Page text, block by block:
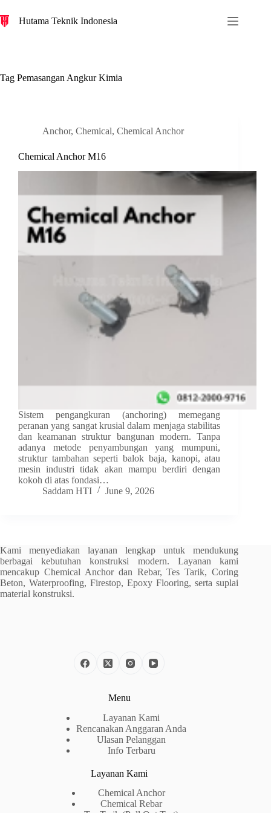
c
Hutama Teknik Indonesia
Tag Pemasangan Angkur Kimia
Anchor, Chemical, Chemical Anchor
Chemical Anchor M16
Sistem pengangkuran (anchoring) memegang
peranan yang sangat krusial dalam menjaga stabilitas
dan keamanan struktur bangunan modern. Tanpa
adanya metode penyambungan yang mumpuni,
struktur tambahan seperti balok baja, kanopi, atau
mesin industri tidak akan mampu berdiri dengan
kokoh di atas fondasi…
Saddam HTI
June 9, 2026
Kami menyediakan layanan lengkap untuk mendukung
berbagai kebutuhan konstruksi modern. Layanan kami
mencakup Chemical Anchor dan Rebar, Tes Tarik, Coring
Beton, Waterproofing, Firestop, Epoxy Flooring, serta suplai
material konstruksi.
Menu
Layanan Kami
Rencanakan Anggaran Anda
Ulasan Pelanggan
Info Terbaru
Layanan Kami
Chemical Anchor
Chemical Rebar